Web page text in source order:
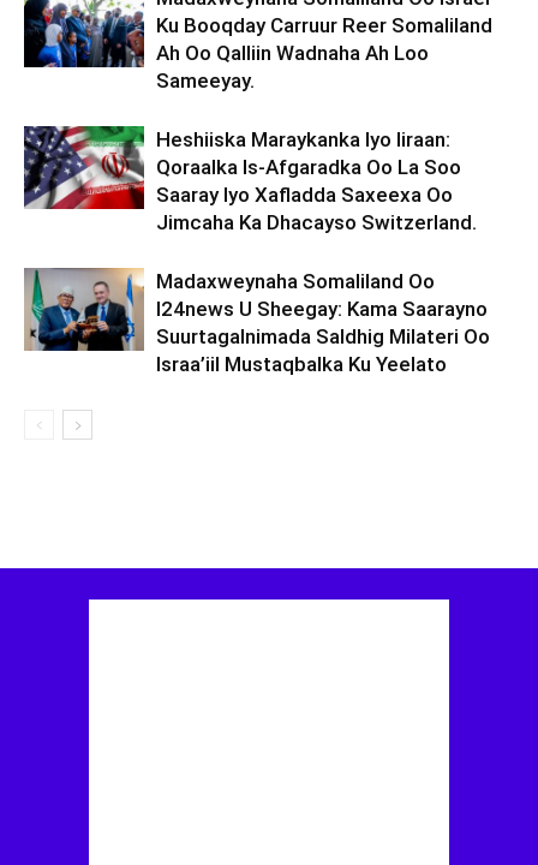
Ku Booqday Carruur Reer Somaliland
Ah Oo Qalliin Wadnaha Ah Loo
Sameeyay.
Heshiiska Maraykanka Iyo Iiraan:
Qoraalka Is-Afgaradka Oo La Soo
Saaray Iyo Xafladda Saxeexa Oo
Jimcaha Ka Dhacayso Switzerland.
Madaxweynaha Somaliland Oo
I24news U Sheegay: Kama Saarayno
Suurtagalnimada Saldhig Milateri Oo
Israa’iil Mustaqbalka Ku Yeelato